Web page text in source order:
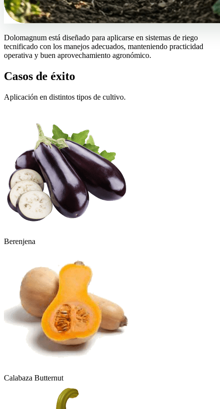
Dolomagnum está diseñado para aplicarse en sistemas de riego
tecnificado con los manejos adecuados, manteniendo practicidad
operativa y buen aprovechamiento agronómico.
Casos de éxito
Aplicación en distintos tipos de cultivo.
Berenjena
Calabaza Butternut